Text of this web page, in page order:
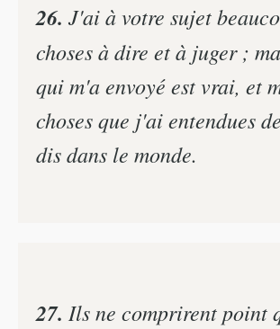
26. J'ai à votre sujet
choses à dire et à juger ;
qui m'a envoyé est vrai, et
choses que j'ai entendues
dis dans le monde.
27. Ils ne comprirent point